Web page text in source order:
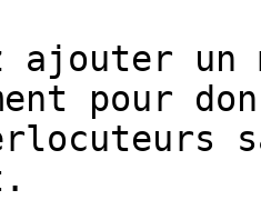
ajouter
pour